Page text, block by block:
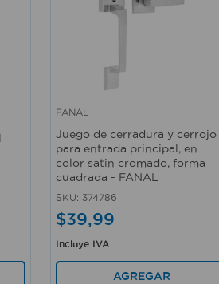
FANAL
Juego de cerradura y cerrojo
para entrada principal, en
color satin cromado, forma
cuadrada - FANAL
SKU: 374786
$39,99
Incluye IVA
AGREGAR